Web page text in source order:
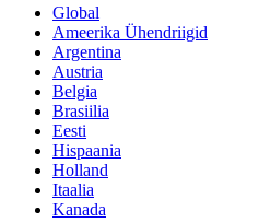
Global
Ameerika Ühendriigid
Argentina
Austria
Belgia
Brasiilia
Eesti
Hispaania
Holland
Itaalia
Kanada